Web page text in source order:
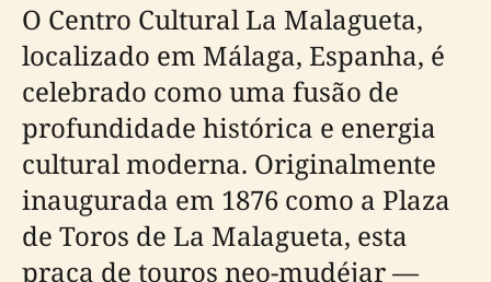
O Centro Cultural La Malagueta,
localizado em Málaga, Espanha, é
celebrado como uma fusão de
profundidade histórica e energia
cultural moderna. Originalmente
inaugurada em 1876 como a Plaza
de Toros de La Malagueta, esta
praça de touros neo-mudéjar —